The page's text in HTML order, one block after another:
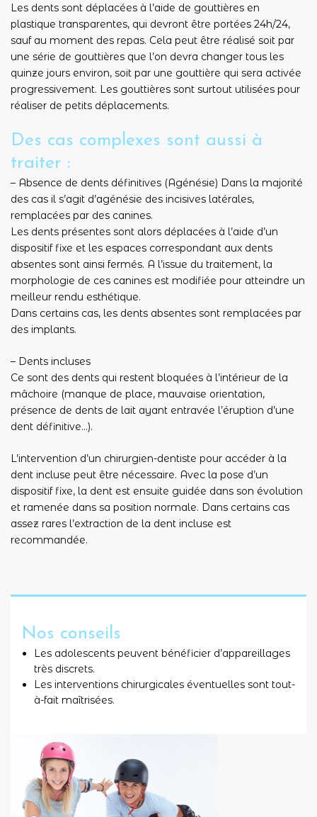
Les dents sont déplacées à l’aide de gouttières en
plastique transparentes, qui devront être portées 24h/24,
sauf au moment des repas. Cela peut être réalisé soit par
une série de gouttières que l’on devra changer tous les
quinze jours environ, soit par une gouttière qui sera activée
progressivement. Les gouttières sont surtout utilisées pour
réaliser de petits déplacements.
Des cas complexes sont aussi à
traiter :
– Absence de dents définitives (Agénésie) Dans la majorité
des cas il s’agit d’agénésie des incisives latérales,
remplacées par des canines.
Les dents présentes sont alors déplacées à l’aide d’un
dispositif fixe et les espaces correspondant aux dents
absentes sont ainsi fermés. A l’issue du traitement, la
morphologie de ces canines est modifiée pour atteindre un
meilleur rendu esthétique.
Dans certains cas, les dents absentes sont remplacées par
des implants.
– Dents incluses
Ce sont des dents qui restent bloquées à l’intérieur de la
mâchoire (manque de place, mauvaise orientation,
présence de dents de lait ayant entravée l’éruption d’une
dent définitive…).
L’intervention d’un chirurgien-dentiste pour accéder à la
dent incluse peut être nécessaire. Avec la pose d’un
dispositif fixe, la dent est ensuite guidée dans son évolution
et ramenée dans sa position normale. Dans certains cas
assez rares l’extraction de la dent incluse est
recommandée.
Nos conseils
Les adolescents peuvent bénéficier d’appareillages
très discrets.
Les interventions chirurgicales éventuelles sont tout-
à-fait maîtrisées.